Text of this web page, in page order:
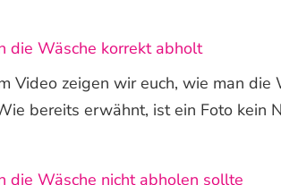
die Wäsche korrekt abholt
Video zeigen wir euch, wie man die
bereits erwähnt, ist ein Foto kein
die Wäsche nicht abholen sollte